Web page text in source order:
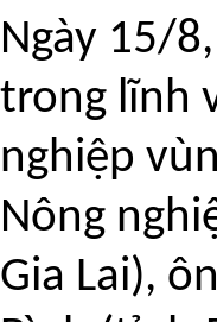
Ngày 15/
trong lĩnh
nghiệp
Nông
Gia Lai),